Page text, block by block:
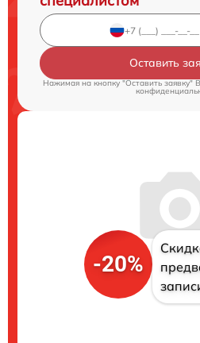
Оставить
Нажимая на кнопку "Оставить заявку"
-20%